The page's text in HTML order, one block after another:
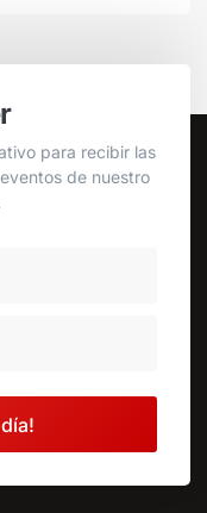
para recibir las
de nuestro